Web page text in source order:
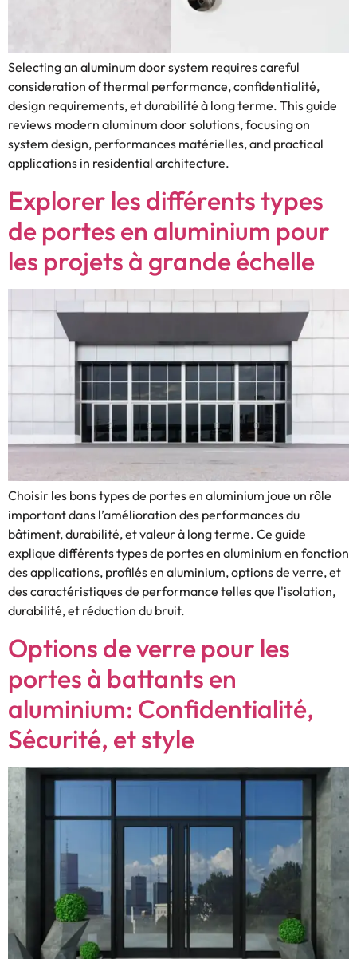
Selecting an aluminum door system requires careful
consideration of thermal performance, confidentialité,
design requirements, et durabilité à long terme. This guide
reviews modern aluminum door solutions,focusing on
system design, performances matérielles,and practical
applications in residential architecture.
Explorer les différents types
de portes en aluminium pour
les projets à grande échelle
Choisir les bons types de portes en aluminium joue un rôle
important dans l’amélioration des performances du
bâtiment, durabilité, et valeur à long terme. Ce guide
explique différents types de portes en aluminium en fonction
des applications, profilés en aluminium, options de verre, et
des caractéristiques de performance telles que l'isolation,
durabilité, et réduction du bruit.
Options de verre pour les
portes à battants en
aluminium: Confidentialité,
Sécurité, et style